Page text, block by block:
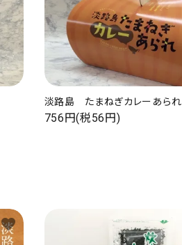
淡路島 たまねぎカレーあられ
756円(税56円)
favorite